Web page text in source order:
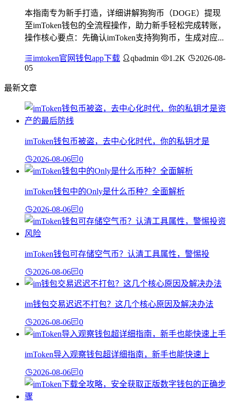
本指南专为新手打造，详细讲解狗狗币（DOGE）提现
至imToken钱包的全流程操作，助力新手轻松完成转账，
操作核心要点：先确认imToken支持狗狗币，生成对应...
imtoken官网钱包app下载 qbadmin 1.2K
2026-08-
05
最新文章
imToken钱包币被盗，去中心化时代，你的私钥才是
2026-08-06 0
imToken钱包中的Only是什么币种？全面解析
2026-08-06 0
imToken钱包可存储空气币？认清工具属性，警惕投
2026-08-06 0
im钱包交易迟迟不打包？这几个核心原因及解决办法
2026-08-06 0
imToken导入观察钱包超详细指南，新手也能快速上
2026-08-06 0